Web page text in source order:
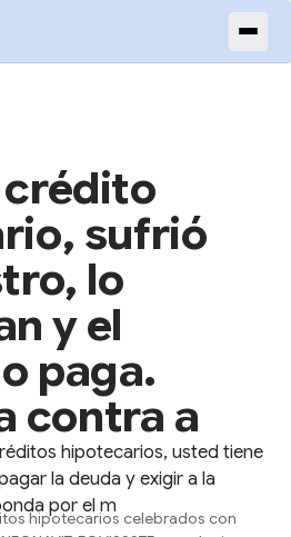
crédito
sufrió
lo
y el
paga.
contra a
hipotecarios, usted tiene
la deuda y exigir a la
por el m
hipotecarios celebrados con